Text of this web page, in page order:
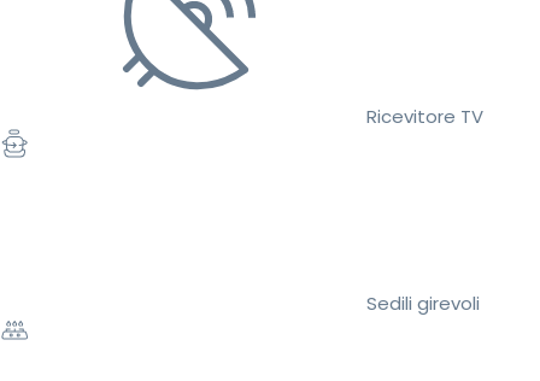
Ricevitore TV
Sedili girevoli